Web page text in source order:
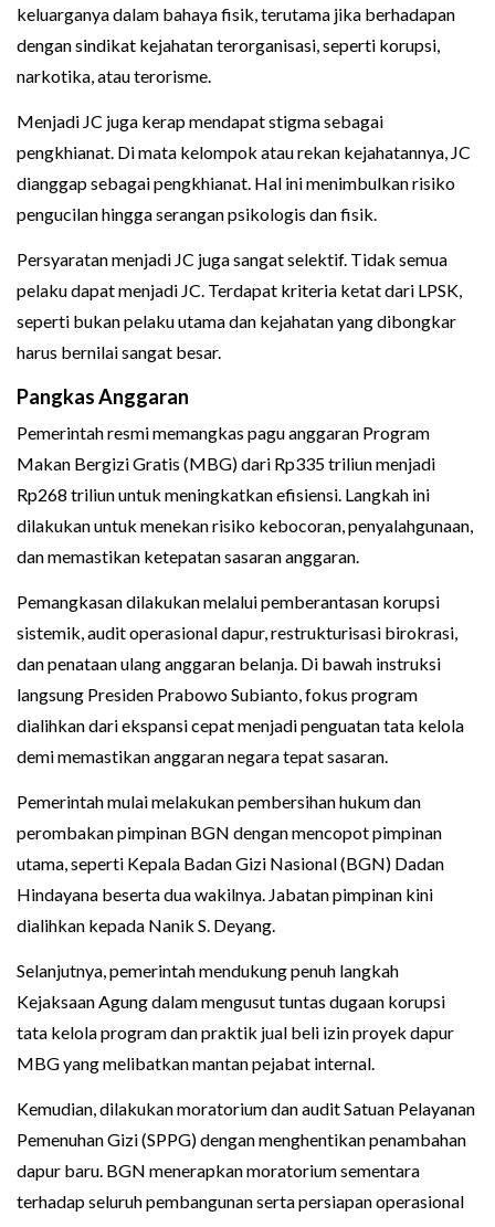
keluarganya dalam bahaya fisik, terutama jika berhadapan
dengan sindikat kejahatan terorganisasi, seperti korupsi,
narkotika, atau terorisme.
Menjadi JC juga kerap mendapat stigma sebagai
pengkhianat. Di mata kelompok atau rekan kejahatannya, JC
dianggap sebagai pengkhianat. Hal ini menimbulkan risiko
pengucilan hingga serangan psikologis dan fisik.
Persyaratan menjadi JC juga sangat selektif. Tidak semua
pelaku dapat menjadi JC. Terdapat kriteria ketat dari LPSK,
seperti bukan pelaku utama dan kejahatan yang dibongkar
harus bernilai sangat besar.
Pangkas Anggaran
Pemerintah resmi memangkas pagu anggaran Program
Makan Bergizi Gratis (MBG) dari Rp335 triliun menjadi
Rp268 triliun untuk meningkatkan efisiensi. Langkah ini
dilakukan untuk menekan risiko kebocoran, penyalahgunaan,
dan memastikan ketepatan sasaran anggaran.
Pemangkasan dilakukan melalui pemberantasan korupsi
sistemik, audit operasional dapur, restrukturisasi birokrasi,
dan penataan ulang anggaran belanja. Di bawah instruksi
langsung Presiden Prabowo Subianto, fokus program
dialihkan dari ekspansi cepat menjadi penguatan tata kelola
demi memastikan anggaran negara tepat sasaran.
Pemerintah mulai melakukan pembersihan hukum dan
perombakan pimpinan BGN dengan mencopot pimpinan
utama, seperti Kepala Badan Gizi Nasional (BGN) Dadan
Hindayana beserta dua wakilnya. Jabatan pimpinan kini
dialihkan kepada Nanik S. Deyang.
Selanjutnya, pemerintah mendukung penuh langkah
Kejaksaan Agung dalam mengusut tuntas dugaan korupsi
tata kelola program dan praktik jual beli izin proyek dapur
MBG yang melibatkan mantan pejabat internal.
Kemudian, dilakukan moratorium dan audit Satuan Pelayanan
Pemenuhan Gizi (SPPG) dengan menghentikan penambahan
dapur baru. BGN menerapkan moratorium sementara
terhadap seluruh pembangunan serta persiapan operasional